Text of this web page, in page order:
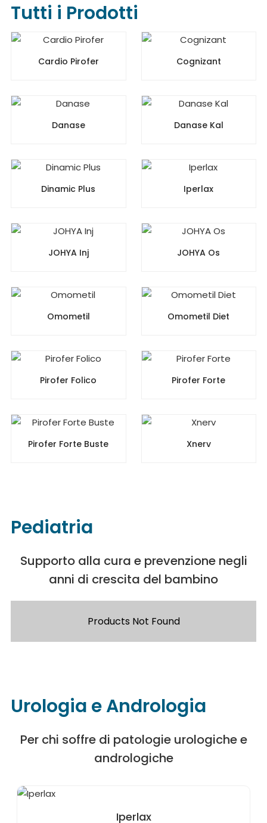
Tutti i Prodotti
Cardio Pirofer Cognizant
Danase Danase Kal
Dinamic Plus Iperlax
JOHYA Inj JOHYA Os
Omometil Omometil Diet
Pirofer Folico Pirofer Forte
Pirofer Forte Buste Xnerv
Pediatria
Supporto alla cura e prevenzione negli
anni di crescita del bambino
Products Not Found
Urologia e Andrologia
Per chi soffre di patologie urologiche e
andrologiche
Iperlax